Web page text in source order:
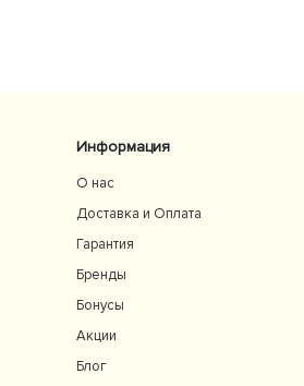
Информация
О нас
Доставка и Оплата
Гарантия
Бренды
Бонусы
Акции
Блог